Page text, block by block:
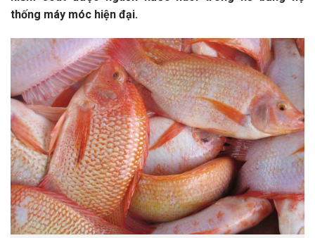
thống máy móc hiện đại.